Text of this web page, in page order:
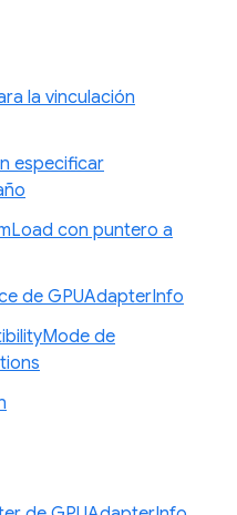
la vinculación
especificar
con puntero a
de GPUAdapterInfo
de